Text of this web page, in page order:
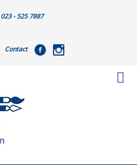
023 - 525 7887
Contact